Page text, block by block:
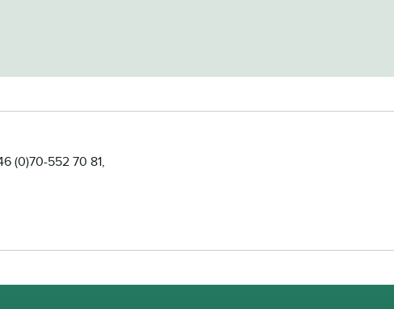
(0)70-552 70 81,